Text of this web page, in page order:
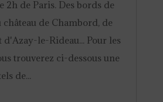
2h de Paris. Des bords de
de Chambord, de
d'Azay-le-Rideau... Pour les
trouverez ci-dessous une
de...